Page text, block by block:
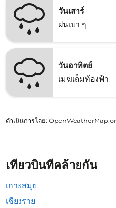
วันเสาร์
ฝนเบา ๆ
วันอาทิตย์
เมฆเต็มท้องฟ้า
ดำเนินการโดย:
เที่ยวบินที่คล้ายกัน
เกาะสมุย
เชียงราย